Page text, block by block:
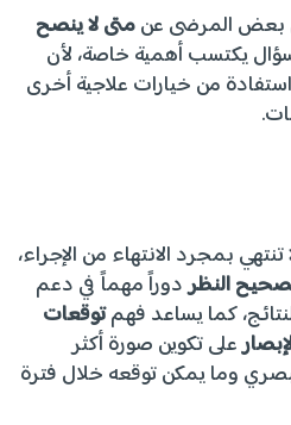
بعض المرضى عنمتى لا ينصح
يكتسب أهمية خاصة، لأن
من خيارات علاجية أخرى
بمجرد الانتهاء من الإجراء،
النظردوراً مهماً في دعم
كما يساعد فهمتوقعات
على تكوين صورة أكثر
وما يمكن توقعه خلال فترة